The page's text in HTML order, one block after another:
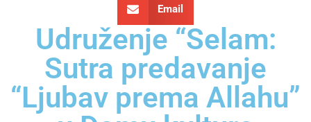
Email
Udruženje “Selam:
Sutra predavanje
“Ljubav prema Allahu”